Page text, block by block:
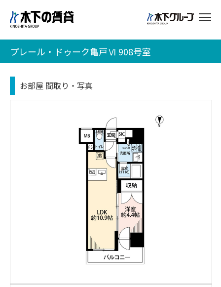
プレール・ドゥーク亀戸Ⅵ 908号室
お部屋 間取り・写真